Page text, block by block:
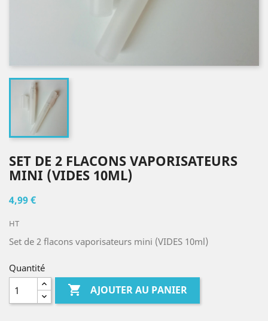
SET DE 2 FLACONS VAPORISATEURS
MINI (VIDES 10ML)
4,99 €
HT
Set de 2 flacons vaporisateurs mini (VIDES 10ml)
Quantité
 AJOUTER AU PANIER